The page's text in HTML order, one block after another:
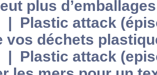
plus
| Plastic attack
vos déchets
| Plastic attack